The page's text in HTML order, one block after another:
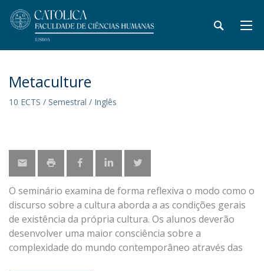
Metaculture
10 ECTS / Semestral / Inglês
O seminário examina de forma reflexiva o modo como o
discurso sobre a cultura aborda a as condições gerais
de existência da própria cultura. Os alunos deverão
desenvolver uma maior consciência sobre a
complexidade do mundo contemporâneo através das